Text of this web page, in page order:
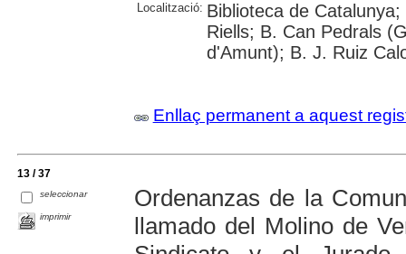
Localització: Biblioteca de
Riells; B. Can Pedrals
d'Amunt); B. J. Ruiz
Enllaç permanent a aquest
13 / 37
seleccionar
imprimir
Ordenanzas de la
llamado del Molino de